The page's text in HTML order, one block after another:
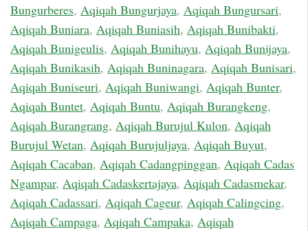
Bungurberes, Aqiqah Bungurjaya, Aqiqah Bungursari,
Aqiqah Buniara, Aqiqah Buniasih, Aqiqah Bunibakti,
Aqiqah Bunigeulis, Aqiqah Bunihayu, Aqiqah Bunijaya,
Aqiqah Bunikasih, Aqiqah Buninagara, Aqiqah Bunisari,
Aqiqah Buniseuri, Aqiqah Buniwangi, Aqiqah Bunter,
Aqiqah Buntet, Aqiqah Buntu, Aqiqah Burangkeng,
Aqiqah Burangrang, Aqiqah Burujul Kulon, Aqiqah
Burujul Wetan, Aqiqah Burujuljaya, Aqiqah Buyut,
Aqiqah Cacaban, Aqiqah Cadangpinggan, Aqiqah Cadas
Ngampar, Aqiqah Cadaskertajaya, Aqiqah Cadasmekar,
Aqiqah Cadassari, Aqiqah Cageur, Aqiqah Calingcing,
Aqiqah Campaga, Aqiqah Campaka, Aqiqah